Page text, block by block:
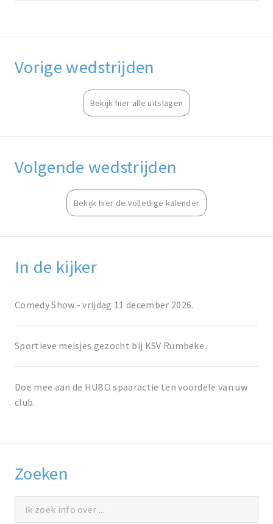
Vorige wedstrijden
Bekijk hier alle uitslagen
Volgende wedstrijden
Bekijk hier de volledige kalender
In de kijker
Comedy Show - vrijdag 11 december 2026.
Sportieve meisjes gezocht bij KSV Rumbeke..
Doe mee aan de HUBO spaaractie ten voordele van uw
club.
Zoeken